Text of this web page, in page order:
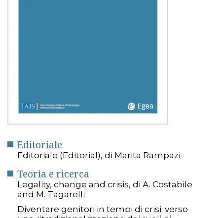
Editoriale
Editoriale (Editorial), di Marita Rampazi
Teoria e ricerca
Legality, change and crisis, di A. Costabile
and M. Tagarelli
Diventare genitori in tempi di crisi: verso